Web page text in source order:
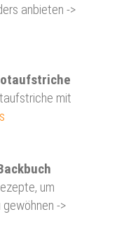
anbieten ->
mit
um
->